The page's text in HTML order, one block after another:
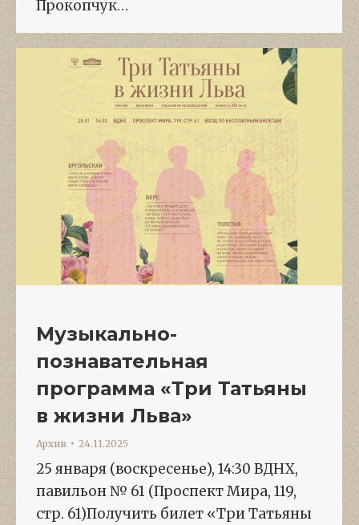
Прокопчук…
Музыкально-
познавательная
программа «Три Татьяны
в жизни Льва»
Архив 24.11.2025
25 января (воскресенье), 14:30 ВДНХ,
павильон № 61 (Проспект Мира, 119,
стр. 61)Получить билет «Три Татьяны